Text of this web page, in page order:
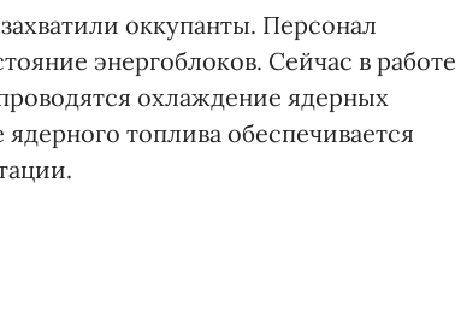
оккупанты. Персонал
энергоблоков. Сейчас в работе
охлаждение ядерных
топлива обеспечивается